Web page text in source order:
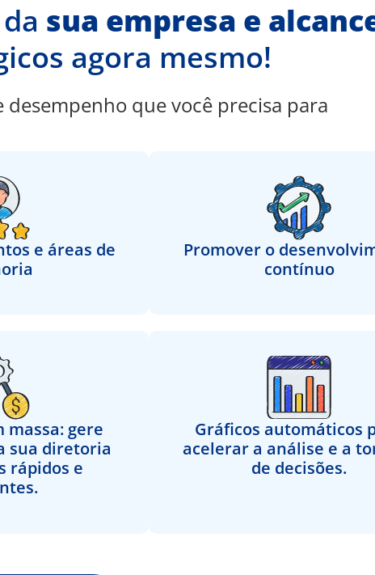
sua empresa e
agora mesmo!
desempenho que você precisa para
e áreas de
Promover o
contínuo
massa: gere
sua diretoria
rápidos e
Gráficos automáticos
acelerar a análise e a
de decisões.